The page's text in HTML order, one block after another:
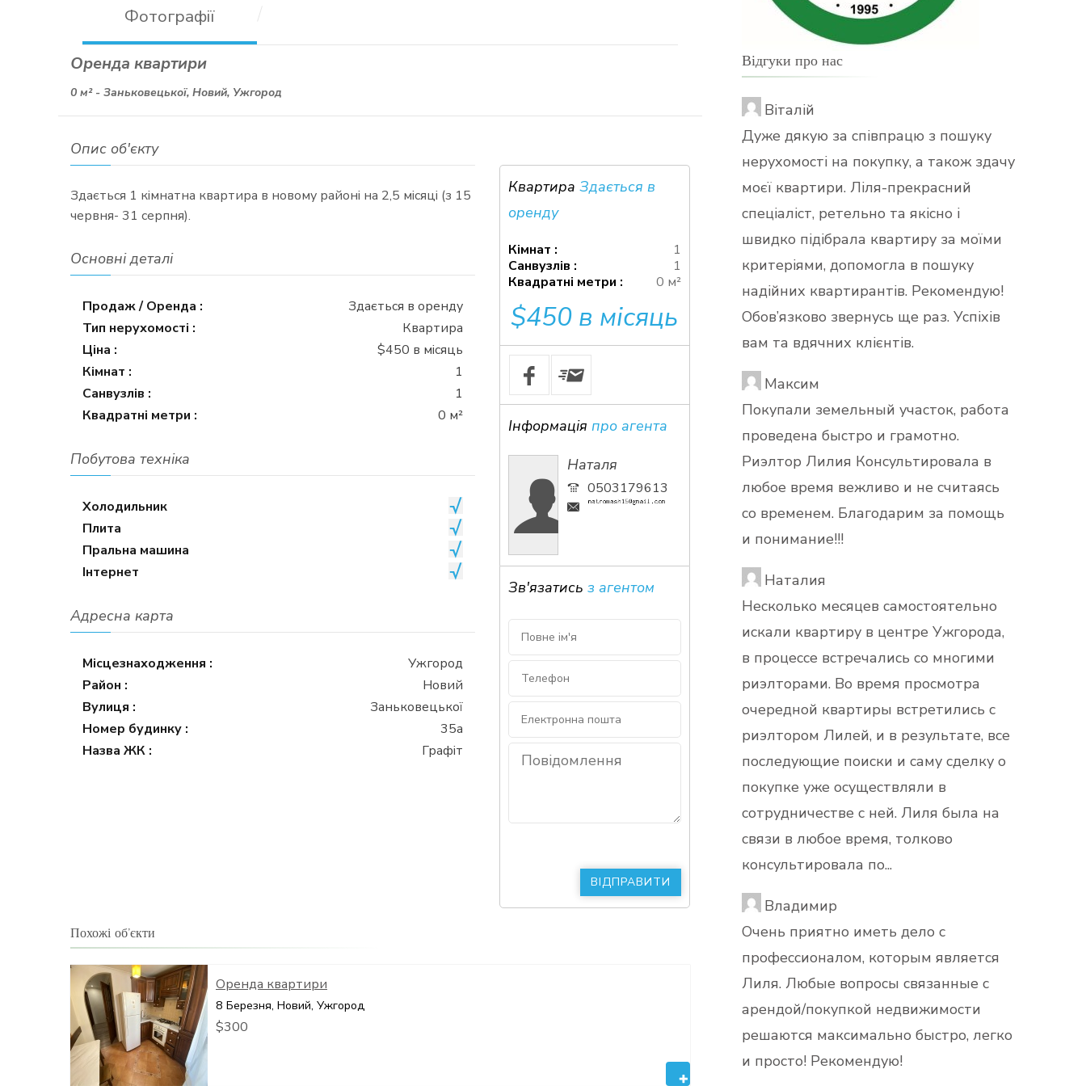
Фотографії
Оренда квартири
0 м² - Заньковецької, Новий, Ужгород
Опис об'єкту
Здається 1 кімнатна квартира в новому районі на 2,5 місяці (з 15
червня- 31 серпня).
Основні деталі
Продаж / Оренда :
Здається в оренду
Тип нерухомості :
Квартира
Ціна :
$450 в місяць
Кімнат :
1
Санвузлів :
1
Квадратні метри :
0 м²
Побутова техніка
Холодильник
Плита
Пральна машина
Інтернет
Адресна карта
Місцезнаходження :
Ужгород
Район :
Новий
Вулиця :
Заньковецької
Номер будинку :
35а
Назва ЖК :
Графіт
Квартира Здається в
оренду
Кімнат :
1
Санвузлів :
1
Квадратні метри :
0 м²
$450 в місяць
Інформація про агента
Наталя
0503179613
Зв'язатись з агентом
Похожі об’єкти
Оренда квартири
8 Березня, Новий, Ужгород
$300
Відгуки про нас
Віталій
Дуже дякую за співпрацю з пошуку
нерухомості на покупку, а також здачу
моєї квартири. Ліля-прекрасний
спеціаліст, ретельно та якісно і
швидко підібрала квартиру за моїми
критеріями, допомогла в пошуку
надійних квартирантів. Рекомендую!
Обов’язково звернусь ще раз. Успіхів
вам та вдячних клієнтів.
Максим
Покупали земельный участок, работа
проведена быстро и грамотно.
Риэлтор Лилия Консультировала в
любое время вежливо и не считаясь
со временем. Благодарим за помощь
и понимание!!!
Наталия
Несколько месяцев самостоятельно
искали квартиру в центре Ужгорода,
в процессе встречались со многими
риэлторами. Во время просмотра
очередной квартиры встретились с
риэлтором Лилей, и в результате, все
последующие поиски и саму сделку о
покупке уже осуществляли в
сотрудничестве с ней. Лиля была на
связи в любое время, толково
консультировала по...
Владимир
Очень приятно иметь дело с
профессионалом, которым является
Лиля. Любые вопросы связанные с
арендой/покупкой недвижимости
решаются максимально быстро, легко
и просто! Рекомендую!